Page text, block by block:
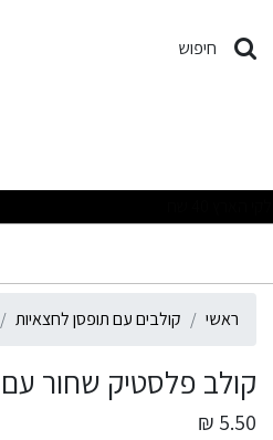
קולב פלסטיק
חיפוש
ראשי קולבים עם תופסן לחצאיות
קולב פלסטיק שחור עם
5.50 ₪